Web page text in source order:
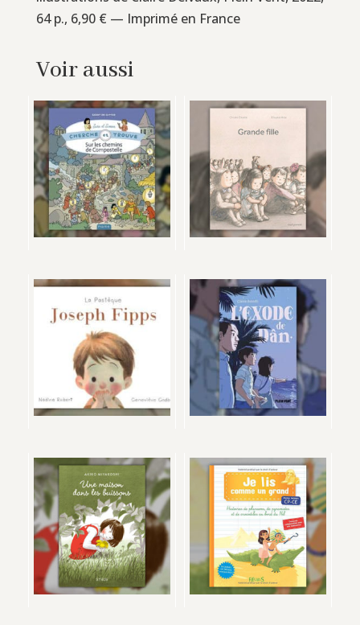
64 p., 6,90 € — Imprimé en France
Voir aussi